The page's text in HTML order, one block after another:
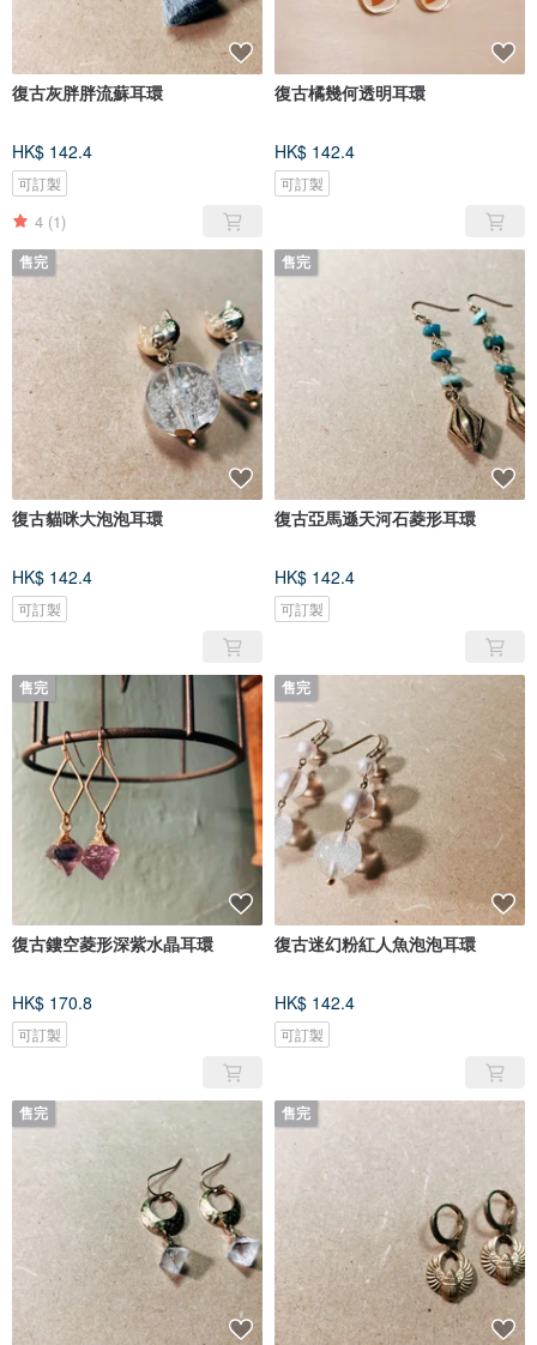
復古灰胖胖流蘇耳環
HK$ 142.4
可訂製
4 (1)
復古橘幾何透明耳環
HK$ 142.4
可訂製
售完
復古貓咪大泡泡耳環
HK$ 142.4
可訂製
售完
復古亞馬遜天河石菱形耳環
HK$ 142.4
可訂製
售完
復古鏤空菱形深紫水晶耳環
HK$ 170.8
可訂製
售完
復古迷幻粉紅人魚泡泡耳環
HK$ 142.4
可訂製
售完 售完